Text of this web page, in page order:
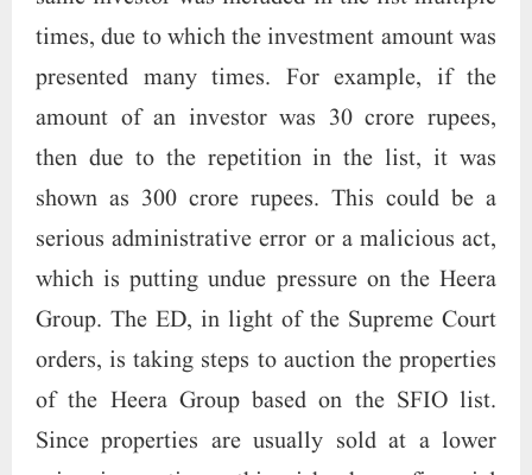
times, due to which the investment amount was
presented many times. For example, if the
amount of an investor was 30 crore rupees,
then due to the repetition in the list, it was
shown as 300 crore rupees. This could be a
serious administrative error or a malicious act,
which is putting undue pressure on the Heera
Group. The ED, in light of the Supreme Court
orders, is taking steps to auction the properties
of the Heera Group based on the SFIO list.
Since properties are usually sold at a lower